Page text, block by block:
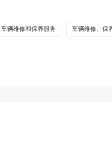
车辆维修和保养服务 车辆维修、保